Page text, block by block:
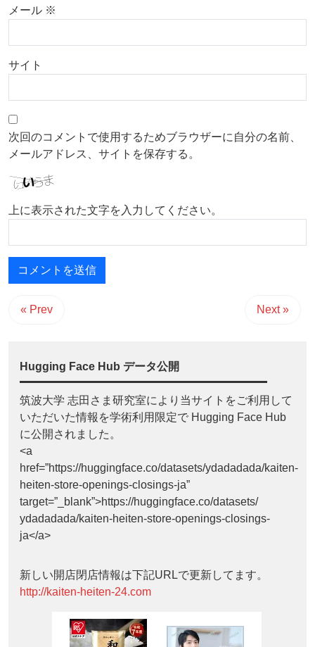
メール ※
サイト
次回のコメントで使用するためブラウザーに自分の名前、
メールアドレス、サイトを保存する。
上に表示された文字を入力してください。
« Prev Next »
Hugging Face Hub データ公開
筑波大学 志田さま研究室により当サイトをご利用して
いただいた情報を学術利用限定で Hugging Face Hub
に公開されました。
<a
href=”https://huggingface.co/datasets/ydadadada/kaiten-
heiten-store-openings-closings-ja”
target=”_blank”>https://huggingface.co/datasets/
ydadadada/kaiten-heiten-store-openings-closings-
ja</a>
新しい開店閉店情報は下記URLで更新してます。
http://kaiten-heiten-24.com